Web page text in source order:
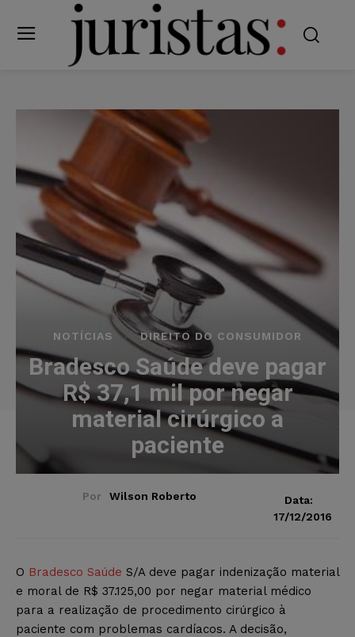
NOTÍCIAS DIREITO DO CONSUMIDOR
Bradesco Saúde deve pagar
R$ 37,1 mil por negar
material cirúrgico a
paciente
Por Wilson Roberto
Data:
17/12/2016
O Bradesco Saúde S/A deve pagar indenização material
e moral de R$ 37.125,00 por negar material médico
para a realização de procedimento cirúrgico à
paciente com problemas cardíacos. A decisão,